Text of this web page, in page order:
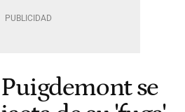
Puigdemont se